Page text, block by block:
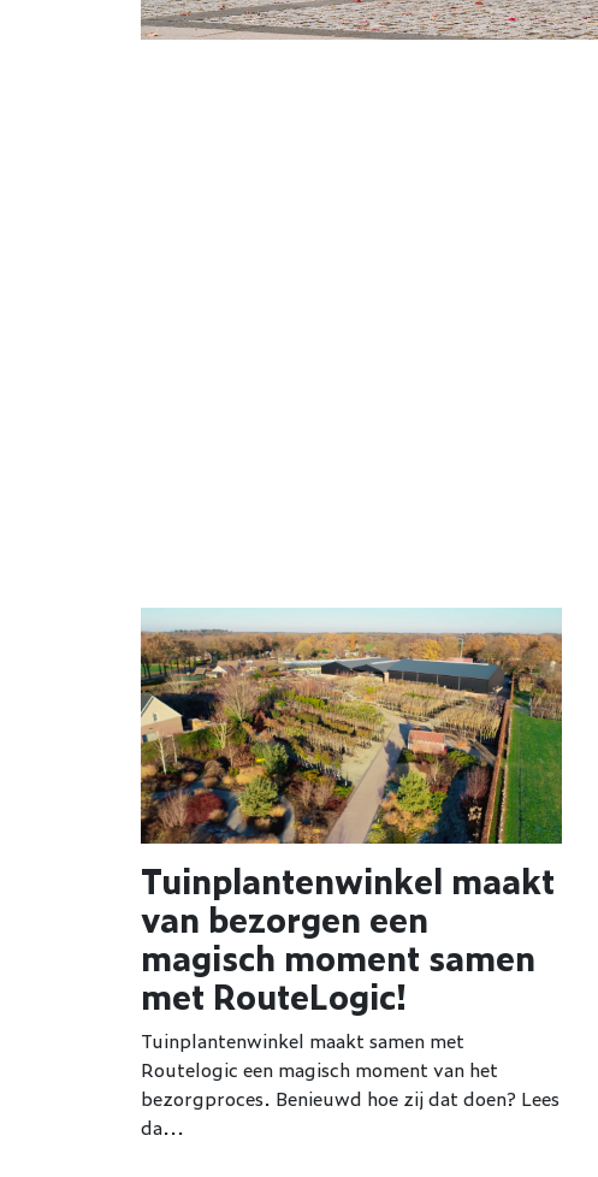
Tuinplantenwinkel maakt
van bezorgen een
magisch moment samen
met RouteLogic!
Tuinplantenwinkel maakt samen met
Routelogic een magisch moment van het
bezorgproces. Benieuwd hoe zij dat doen? Lees
da...